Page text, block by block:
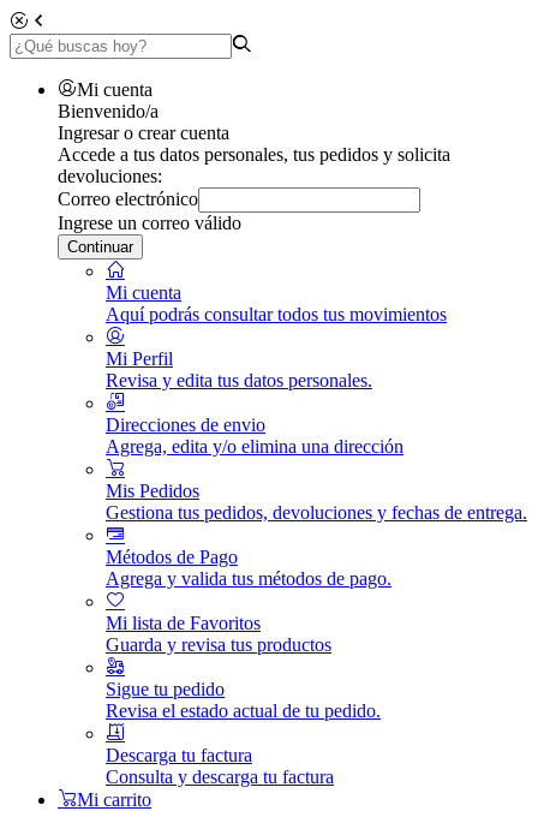
Mi cuenta
Bienvenido/a
Ingresar o crear cuenta
Accede a tus datos personales, tus pedidos y solicita
devoluciones:
Correo electrónico
Ingrese un correo válido
Continuar
Mi cuenta
Aquí podrás consultar todos tus movimientos
Mi Perfil
Revisa y edita tus datos personales.
Direcciones de envio
Agrega, edita y/o elimina una dirección
Mis Pedidos
Gestiona tus pedidos, devoluciones y fechas de entrega.
Métodos de Pago
Agrega y valida tus métodos de pago.
Mi lista de Favoritos
Guarda y revisa tus productos
Sigue tu pedido
Revisa el estado actual de tu pedido.
Descarga tu factura
Consulta y descarga tu factura
Mi carrito